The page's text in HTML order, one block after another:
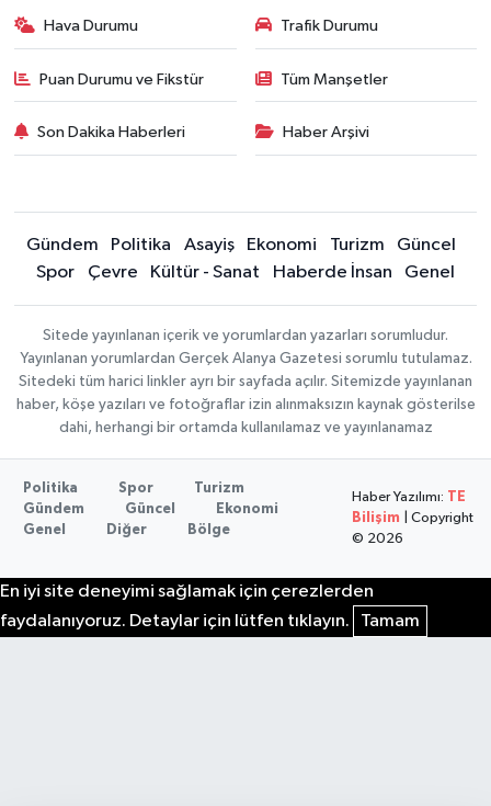
Hava Durumu Trafik Durumu
Puan Durumu ve Fikstür Tüm Manşetler
Son Dakika Haberleri Haber Arşivi
Gündem Politika Asayiş Ekonomi Turizm
Güncel
Spor
Çevre Kültür - Sanat Haberde İnsan Genel
Sitede yayınlanan içerik ve yorumlardan yazarları sorumludur.
Yayınlanan yorumlardan Gerçek Alanya Gazetesi sorumlu tutulamaz.
Sitedeki tüm harici linkler ayrı bir sayfada açılır. Sitemizde yayınlanan
haber, köşe yazıları ve fotoğraflar izin alınmaksızın kaynak gösterilse
dahi, herhangi bir ortamda kullanılamaz ve yayınlanamaz
Politika Spor
Turizm
Gündem
Güncel
Ekonomi
Genel
Diğer Bölge
Haber Yazılımı: TE
Bilişim | Copyright
© 2026
En iyi site deneyimi sağlamak için çerezlerden
faydalanıyoruz. Detaylar için lütfen tıklayın.
Tamam